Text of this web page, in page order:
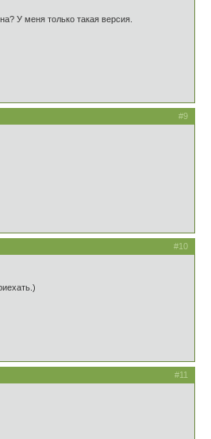
У меня только такая версия.
#9
#10
#11